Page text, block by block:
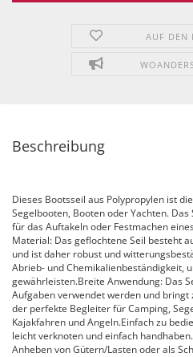
AUF DEN
Beschreibung
Dieses Bootsseil aus Polypropylen ist
Segelbooten, Booten oder Yachten.
für das Auftakeln oder Festmachen
Material: Das geflochtene Seil besteht
und ist daher robust und
Abrieb- und Chemikalienbeständigkeit,
gewährleisten.Breite Anwendung: Das
Aufgaben verwendet werden und bringt
der perfekte Begleiter für Camping,
Kajakfahren und Angeln.Einfach zu
leicht verknoten und einfach
Anheben von Gütern/Lasten oder als